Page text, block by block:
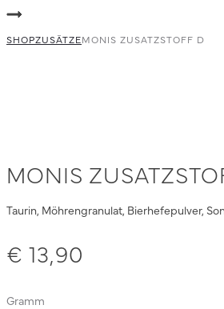
navigation
C
Monis
Zusatzstoff
SHOPZUSÄTZEMONIS ZUSATZSTOFF D
MONIS
Taurin, Möhrengranulat, Bierhefepulver,
€ 13,90
Gramm